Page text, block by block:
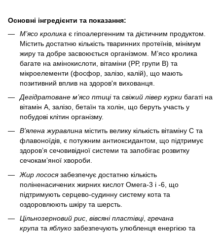
Основні інгредієнти та показання:
М’ясо кролика є гіпоалергенним та дієтичним продуктом.
Містить достатню кількість тваринних протеїнів, мінімум
жиру та добре засвоюється організмом. М’ясо кролика
багате на амінокислоти, вітаміни (РР, групи В) та
мікроелементи (фосфор, залізо, калій), що мають
позитивний вплив на здоров'я вихованця.
Дегідратоване м’ясо птиціта свіжий лівер курки багаті на
вітамін А, залізо, бетаїн та холін, що беруть участь у
побудові клітин організму.
В’ялена журавлина містить велику кількість вітаміну С та
флавоноїдів, є потужним антиоксидантом, що підтримує
здоров’я сечовивідної системи та запобігає розвитку
сечокам’яної хвороби.
Жир лососязабезпечує достатню кількість
поліненасичених жирних кислот Омега-3 і -6, що
підтримують серцево-судинну систему кота та
оздоровлюють шкіру та шерсть.
Цільнозерновий рис вівсяні пластівці, гречана
крупа та яблуко забезпечують улюбленця енергією та